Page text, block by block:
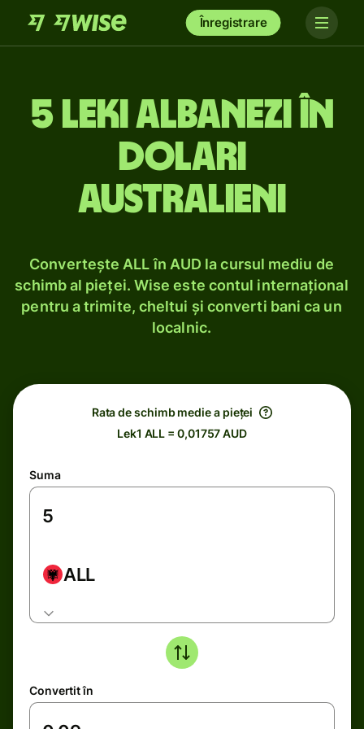
Înregistrare
5 leki albanezi în
dolari
australieni
Convertește ALL în AUD la cursul mediu de
schimb al pieței. Wise este contul internațional
pentru a trimite, cheltui și converti bani ca un
localnic.
Rata de schimb medie a pieței
Lek1 ALL = 0,01757 AUD
Suma
ALL
Convertit în